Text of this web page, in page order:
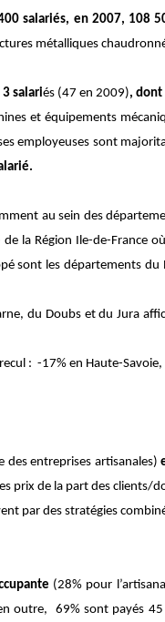
salariés, en 2007, 108
métalliques
salariés (47 en 2009), dont
et équipements
employeuses sont
au sein des
la Région Ile-de-France
sont les départements
du Doubs et du Jura
: -17% en Haute-
des entreprises artisanales)
prix de la part des clients/
par des stratégies
(28% pour
outre, 69% sont payés